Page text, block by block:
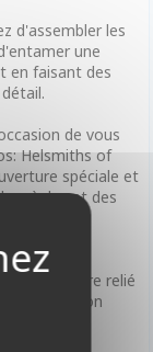
d'assembler les
une
en faisant des
de vous
Helsmiths of
spéciale et
règles et des
un livre relié
illustration